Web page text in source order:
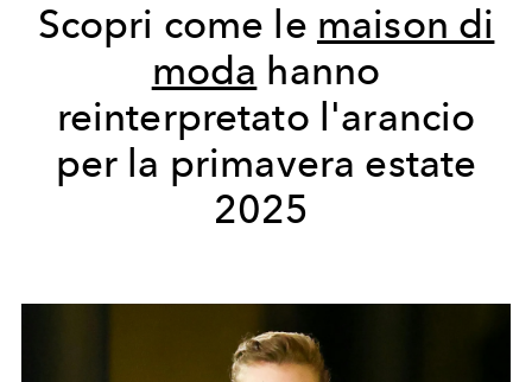
Scopri come le maison di
moda hanno
reinterpretato l'arancio
per la primavera estate
2025